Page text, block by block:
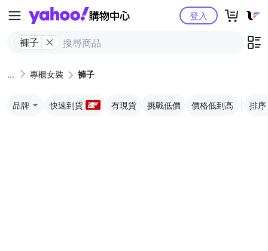
Yahoo購物中心
褲子
登入
專櫃女裝 褲子
品牌 快速到貨 有現貨 挑戰低價 價格低到高 排序